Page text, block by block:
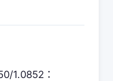
1.0852：